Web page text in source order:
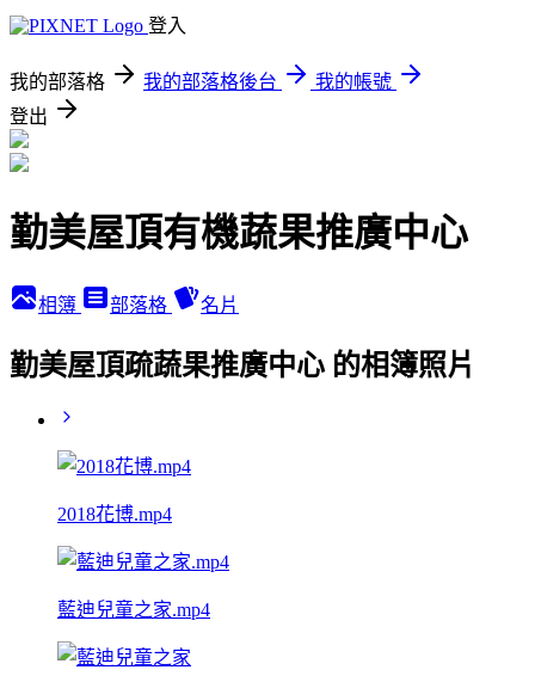
登入
我的部落格 我的部落格後台
我的帳號
登出
勤美屋頂有機蔬果推廣中心
相簿 部落格 名片
勤美屋頂疏蔬果推廣中心 的相簿照片
2018花博.mp4
藍迪兒童之家.mp4